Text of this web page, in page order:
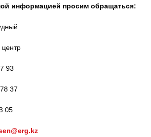
информацией просим обращаться:
93
37
05